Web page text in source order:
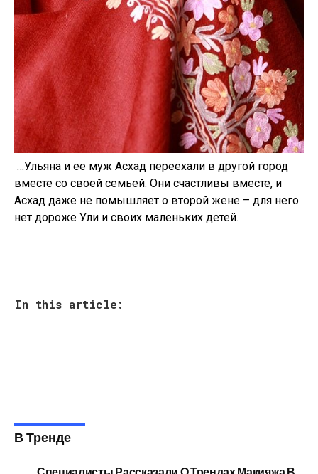
…Ульяна и ее муж Асхад переехали в другой город
вместе со своей семьей. Они счастливы вместе, и
Асхад даже не помышляет о второй жене – для него
нет дороже Ули и своих маленьких детей.
In this article:
В Тренде